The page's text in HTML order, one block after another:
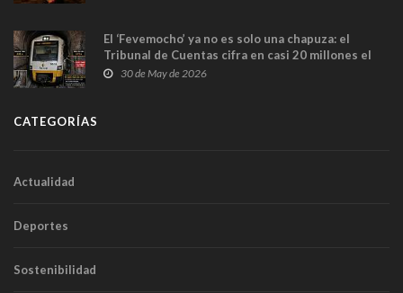
El ‘Fevemocho’ ya no es solo una chapuza: el
Tribunal de Cuentas cifra en casi 20 millones el
sobrecoste de los trenes que no cabían por los
30 de May de 2026
CATEGORÍAS
Actualidad
Deportes
Sostenibilidad